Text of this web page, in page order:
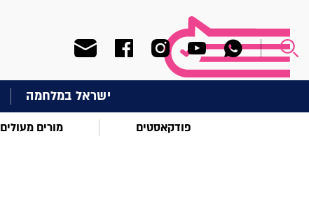
ישראל במלחמה
פודקאסטים מורים מעולים